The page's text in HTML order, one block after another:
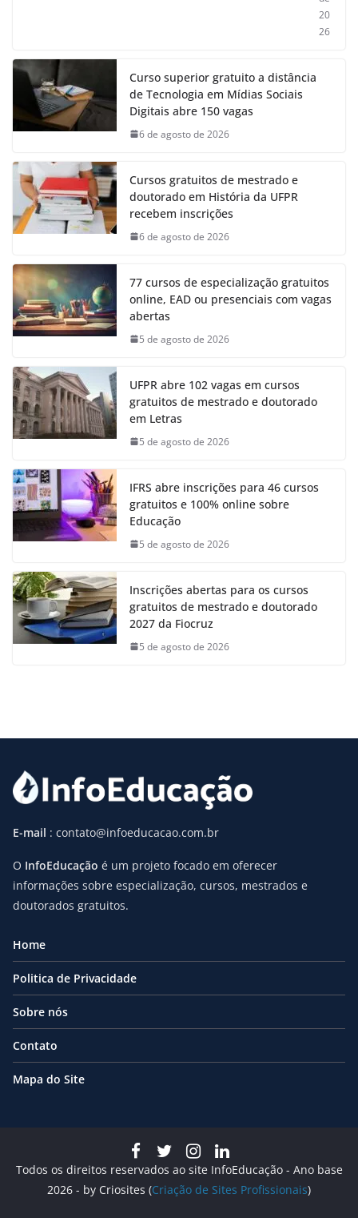
20
26
Curso superior gratuito a distância
de Tecnologia em Mídias Sociais
Digitais abre 150 vagas
6 de agosto de 2026
Cursos gratuitos de mestrado e
doutorado em História da UFPR
recebem inscrições
6 de agosto de 2026
77 cursos de especialização gratuitos
online, EAD ou presenciais com vagas
abertas
5 de agosto de 2026
UFPR abre 102 vagas em cursos
gratuitos de mestrado e doutorado
em Letras
5 de agosto de 2026
IFRS abre inscrições para 46 cursos
gratuitos e 100% online sobre
Educação
5 de agosto de 2026
Inscrições abertas para os cursos
gratuitos de mestrado e doutorado
2027 da Fiocruz
5 de agosto de 2026
E-mail : contato@infoeducacao.com.br
O InfoEducação é um projeto focado em oferecer
informações sobre especialização, cursos, mestrados e
doutorados gratuitos.
Home
Politica de Privacidade
Sobre nós
Contato
Mapa do Site
Todos os direitos reservados ao site InfoEducação - Ano base
2026 - by Criosites (Criação de Sites Profissionais)